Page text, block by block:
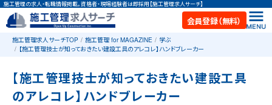
施工管理の求人・転職情報掲載。資格者・現場経験者は即採用【施工管理求人サーチ】
会員登録（無料）
施工管理求人サーチTOP 施工管理 for MAGAZINE
学ぶ
【施工管理技士が知っておきたい建設工具のアレコレ】ハンドブレーカー
【施工管理技士が知っておきたい建設工具
のアレコレ】ハンドブレーカー